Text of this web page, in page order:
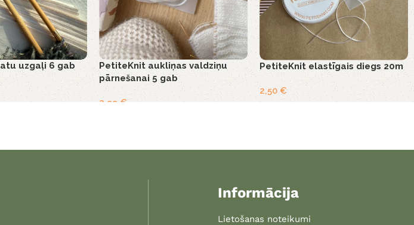
uzgaļi 6 gab
PetiteKnit aukliņas valdziņu
pārnešanai 5 gab
2,99 €
PetiteKnit elastīgais diegs 20m
2,50€
Informācija
Lietošanas noteikumi